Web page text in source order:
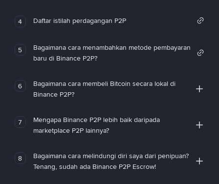
4 Daftar istilah perdagangan P2P
5
Bagaimana cara menambahkan metode pembayaran
baru di Binance P2P?
6
Bagaimana cara membeli Bitcoin secara lokal di
Binance P2P?
7
Mengapa Binance P2P lebih baik daripada
marketplace P2P lainnya?
8
Bagaimana cara melindungi diri saya dari penipuan?
Tenang, sudah ada Binance P2P Escrow!